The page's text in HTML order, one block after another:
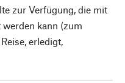
zur Verfügung, die mit
kann (zum
erledigt,